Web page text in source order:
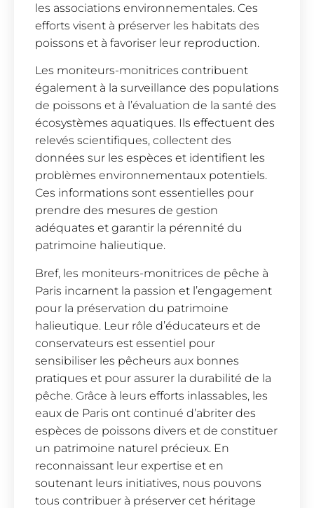
les associations environnementales. Ces
efforts visent à préserver les habitats des
poissons et à favoriser leur reproduction.
Les moniteurs-monitrices contribuent
également à la surveillance des populations
de poissons et à l’évaluation de la santé des
écosystèmes aquatiques. Ils effectuent des
relevés scientifiques, collectent des
données sur les espèces et identifient les
problèmes environnementaux potentiels.
Ces informations sont essentielles pour
prendre des mesures de gestion
adéquates et garantir la pérennité du
patrimoine halieutique.
Bref, les moniteurs-monitrices de pêche à
Paris incarnent la passion et l’engagement
pour la préservation du patrimoine
halieutique. Leur rôle d’éducateurs et de
conservateurs est essentiel pour
sensibiliser les pêcheurs aux bonnes
pratiques et pour assurer la durabilité de la
pêche. Grâce à leurs efforts inlassables, les
eaux de Paris ont continué d’abriter des
espèces de poissons divers et de constituer
un patrimoine naturel précieux. En
reconnaissant leur expertise et en
soutenant leurs initiatives, nous pouvons
tous contribuer à préserver cet héritage